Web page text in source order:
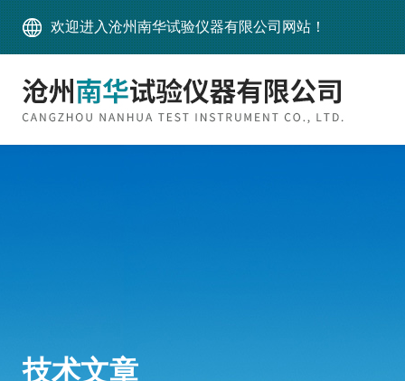
欢迎进入沧州南华试验仪器有限公司网站！
技术文章